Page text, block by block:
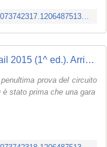
Medieval Trail 2015 (1^ ed.). Arrivi e premiazioni
prova del circuito
stato prima che una gara